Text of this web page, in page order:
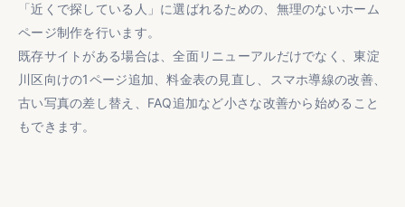
「近くで探している人」に選ばれるための、無理のないホーム
ページ制作を行います。
既存サイトがある場合は、全面リニューアルだけでなく、東淀
川区向けの1ページ追加、料金表の見直し、スマホ導線の改善、
古い写真の差し替え、FAQ追加など小さな改善から始めること
もできます。